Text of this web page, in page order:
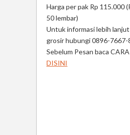
Harga per pak Rp 115.000
50 lembar)
Untuk informasi lebih
grosir hubungi 0896-7667-
Sebelum Pesan baca
DISINI